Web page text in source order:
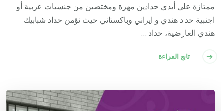
ممتازة على أيدي حدادين مهرة ومختصين من جنسيات عربية أو
اجنبية حداد هندي و ايراني وباكستاني حيث نؤمن حداد شبابيك
هندي العارضية، حداد …
تابع القراءة